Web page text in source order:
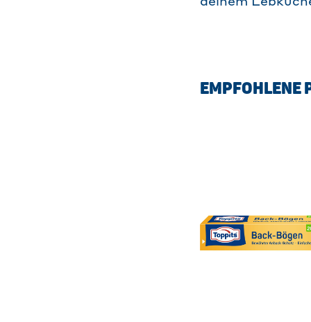
EMPFOHLENE